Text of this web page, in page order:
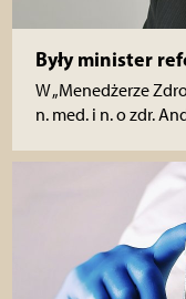
Były minister
W „Menedżerze
n. med. i n. o zdr.